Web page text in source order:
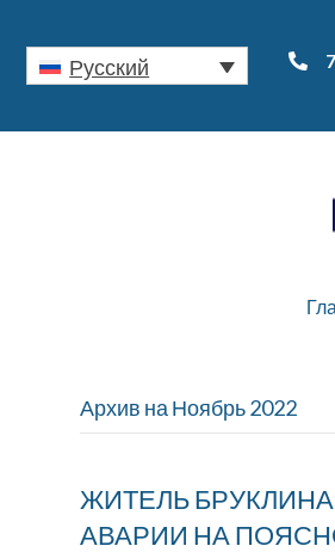
Русский
Архив на Ноябрь 2022
ЖИТЕЛЬ
АВАРИИ НА